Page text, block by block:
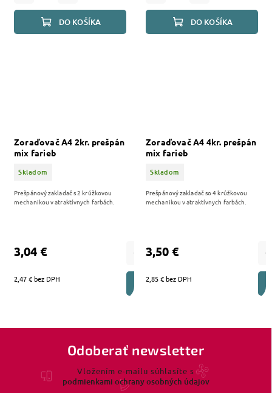
DO KOŠÍKA DO KOŠÍKA
Zoraďovač A4 2kr. prešpán
mix farieb
Skladom
2,47 € bez DPH
3,04 €
DO KOŠÍKA
Prešpánový zakladač s 2 krúžkovou
mechanikou v atraktívnych farbách.
Zoraďovač A4 4kr. prešpán
mix farieb
Skladom
2,85 € bez DPH
3,50 €
Prešpánový zakladač so 4 krúžkovou
mechanikou v atraktívnych farbách.
Odoberať newsletter
Vložením e-mailu súhlasíte s
podmienkami ochrany osobných údajov